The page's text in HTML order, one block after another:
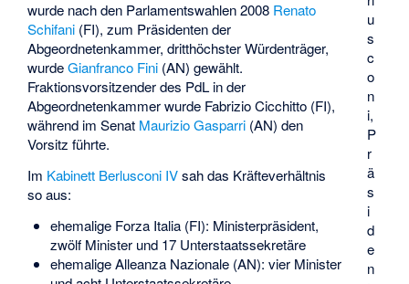
u
s
c
o
n
i,
P
r
ä
s
i
d
e
n
wurde nach den Parlamentswahlen 2008 Renato
Schifani (FI), zum Präsidenten der
Abgeordnetenkammer, dritthöchster Würdenträger,
wurdeGianfranco Fini (AN) gewählt.
Fraktionsvorsitzender des PdL in der
Abgeordnetenkammer wurde Fabrizio Cicchitto (FI),
während im Senat Maurizio Gasparri (AN) den
Vorsitz führte.
Im Kabinett Berlusconi IVsah das Kräfteverhältnis
so aus:
ehemalige Forza Italia (FI): Ministerpräsident,
zwölf Minister und 17 Unterstaatssekretäre
ehemalige Alleanza Nazionale (AN): vier Minister